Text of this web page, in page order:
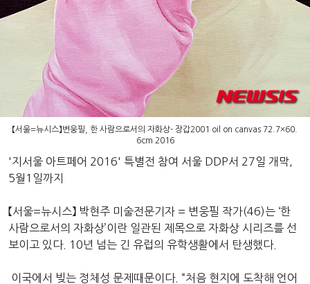
【서울=뉴시스】변웅필, 한 사람으로서의 자화상- 장갑2001 oil on canvas 72.7×60.
6cm 2016
'지서울 아트페어 2016' 특별전 참여 서울 DDP서 27일 개막,
5월1일까지
【서울=뉴시스】 박현주 미술전문기자 = 변웅필 작가(46)는 ‘한
사람으로서의 자화상’이란 일관된 제목으로 자화상 시리즈를 선
보이고 있다. 10년 넘는 긴 유럽의 유학생활에서 탄생했다.
이국에서 빚는 정체성 문제때문이다. “처음 현지에 도착해 언어